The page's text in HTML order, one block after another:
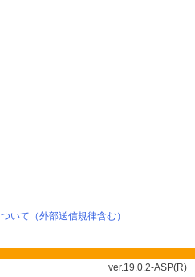
いて（外部送信規律含む）
ver.19.0.2-ASP(R)